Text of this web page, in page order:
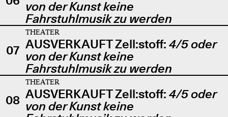
von der Kunst keine
Fahrstuhlmusik zu werden
07
THEATER
AUSVERKAUFT Zell:stoff: 4/5 oder
von der Kunst keine
Fahrstuhlmusik zu werden
08
THEATER
AUSVERKAUFT Zell:stoff: 4/5 oder
von der Kunst keine